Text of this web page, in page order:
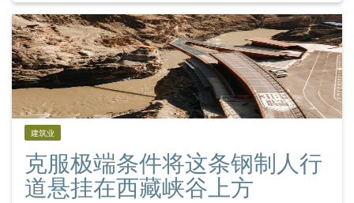
建筑业
克服极端条件将这条钢制人行
道悬挂在西藏峡谷上方